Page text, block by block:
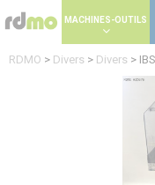
MACHINES-OUTILS
RDMO > Divers > Divers >